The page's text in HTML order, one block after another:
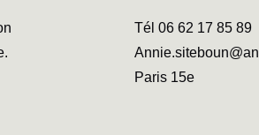
Tél 06 62 17 85 89
Paris 15e